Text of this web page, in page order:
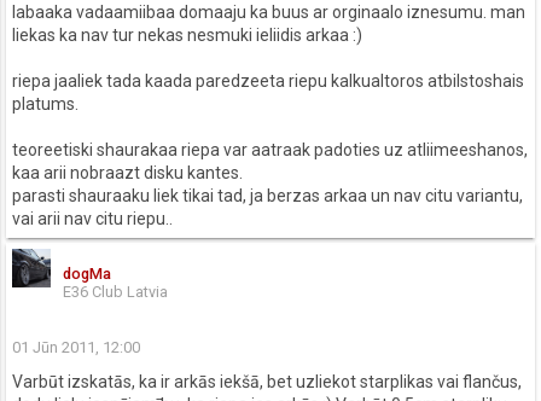
labaaka vadaamiibaa domaaju ka buus ar orginaalo iznesumu. man
liekas ka nav tur nekas nesmuki ieliidis arkaa :)
riepa jaaliek tada kaada paredzeeta riepu kalkualtoros atbilstoshais
platums.
teoreetiski shaurakaa riepa var aatraak padoties uz atliimeeshanos,
kaa arii nobraazt disku kantes.
parasti shauraaku liek tikai tad, ja berzas arkaa un nav citu variantu,
vai arii nav citu riepu..
dogMa
E36 Club Latvia
01 Jūn 2011, 12:00
Varbūt izskatās, ka ir arkās iekšā, bet uzliekot starplikas vai flančus,